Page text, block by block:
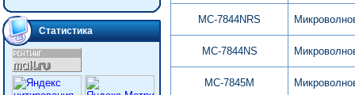
Статистика
MC-7844NRS
MC-7844NS
MC-7845M